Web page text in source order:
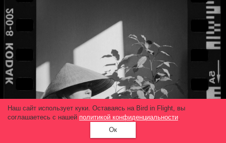
Наш сайт использует куки. Оставаясь на Bird in Flight, вы
соглашаетесь с нашей политикой конфиденциальности.
Ок